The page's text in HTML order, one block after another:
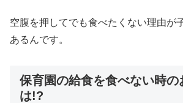
空腹を押してでも食べたくない理由が
あるんです。
保育園の給食を食べない時の
は!?